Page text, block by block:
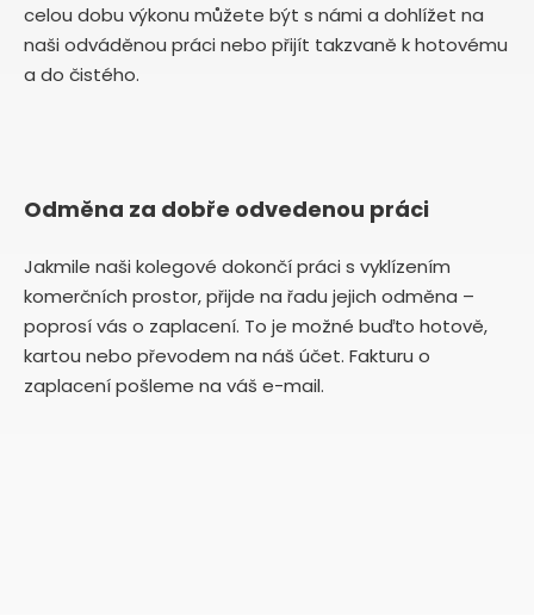
celou dobu výkonu můžete být s námi a dohlížet na
naši odváděnou práci nebo přijít takzvaně k hotovému
a do čistého.
Odměna za dobře odvedenou práci
Jakmile naši kolegové dokončí práci s vyklízením
komerčních prostor, přijde na řadu jejich odměna –
poprosí vás o zaplacení. To je možné buďto hotově,
kartou nebo převodem na náš účet. Fakturu o
zaplacení pošleme na váš e-mail.